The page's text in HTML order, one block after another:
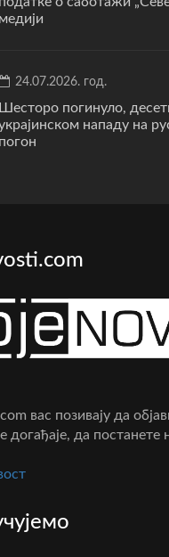
медији
24.07.2026. год.
Шесторо погинуло,
нападу на
погон
вас позивају да
догађаје, да